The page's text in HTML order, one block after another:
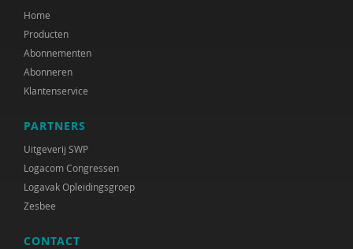
Home
Producten
Abonnementen
Abonneren
Klantenservice
PARTNERS
Uitgeverij SWP
Logacom Congressen
Logavak Opleidingsgroep
Zesbee
CONTACT